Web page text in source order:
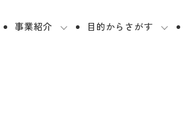
事業紹介 目的からさがす